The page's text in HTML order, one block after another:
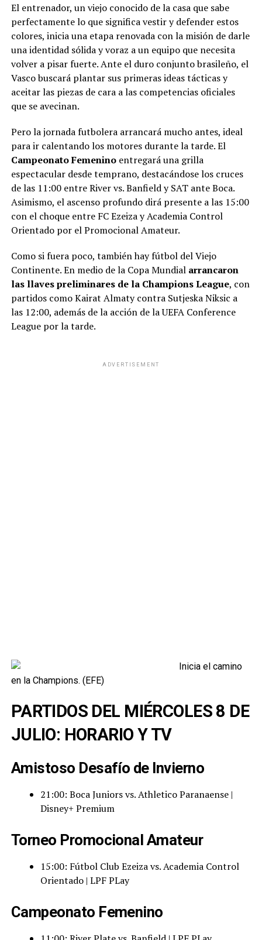
El entrenador, un viejo conocido de la casa que sabe
perfectamente lo que significa vestir y defender estos
colores, inicia una etapa renovada con la misión de darle
una identidad sólida y voraz a un equipo que necesita
volver a pisar fuerte. Ante el duro conjunto brasileño, el
Vasco buscará plantar sus primeras ideas tácticas y
aceitar las piezas de cara a las competencias oficiales
que se avecinan.
Pero la jornada futbolera arrancará mucho antes, ideal
para ir calentando los motores durante la tarde. El
Campeonato Femeninoentregará una grilla
espectacular desde temprano, destacándose los cruces
de las 11:00 entre River vs. Banfield y SAT ante Boca.
Asimismo, el ascenso profundo dirá presente a las 15:00
con el choque entre FC Ezeiza y Academia Control
Orientado por el Promocional Amateur.
Como si fuera poco, también hay fútbol del Viejo
Continente. En medio de la Copa Mundial arrancaron
las llaves preliminares de la Champions League, con
partidos como Kairat Almaty contra Sutjeska Niksic a
las 12:00, además de la acción de la UEFA Conference
League por la tarde.
ADVERTISEMENT
Inicia el camino
en la Champions. (EFE)
PARTIDOS DEL MIÉRCOLES 8 DE
JULIO: HORARIO Y TV
Amistoso Desafío de Invierno
21:00: Boca Juniors vs. Athletico Paranaense |
Disney+ Premium
Torneo Promocional Amateur
15:00: Fútbol Club Ezeiza vs. Academia Control
Orientado | LPF PLay
Campeonato Femenino